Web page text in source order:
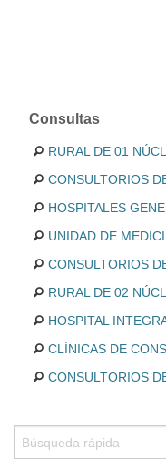
Consultas
RURAL DE 01
CONSULTORIOS
HOSPITALES
UNIDAD DE
CONSULTORIOS
RURAL DE 02
HOSPITAL
CLÍNICAS DE
CONSULTORIOS